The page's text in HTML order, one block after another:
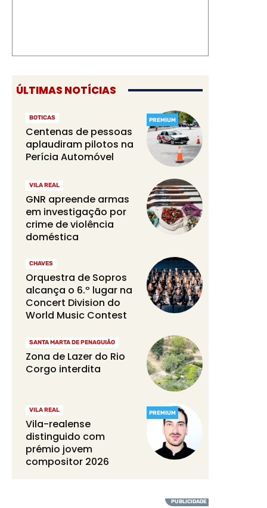
ÚLTIMAS NOTÍCIAS
PREMIUM
BOTICAS
Centenas de pessoas
aplaudiram pilotos na
Perícia Automóvel
VILA REAL
GNR apreende armas
em investigação por
crime de violência
doméstica
CHAVES
Orquestra de Sopros
alcança o 6.º lugar na
Concert Division do
World Music Contest
SANTA MARTA DE PENAGUIÃO
Zona de Lazer do Rio
Corgo interdita
PREMIUM
VILA REAL
Vila-realense
distinguido com
prémio jovem
compositor 2026